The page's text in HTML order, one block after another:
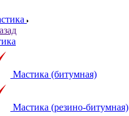
Мастика (битумная)
Мастика (резино-битумная)